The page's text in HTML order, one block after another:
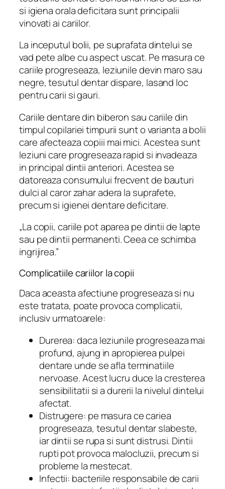
si igiena orala deficitara sunt principalii
vinovati ai cariilor.
La inceputul bolii, pe suprafata dintelui se
vad pete albe cu aspect uscat. Pe masura ce
cariile progreseaza, leziunile devin maro sau
negre, tesutul dentar dispare, lasand loc
pentru carii si gauri.
Cariile dentare din biberon sau cariile din
timpul copilariei timpurii sunt o varianta a bolii
care afecteaza copiii mai mici. Acestea sunt
leziuni care progreseaza rapid si invadeaza
in principal dintii anteriori. Acestea se
datoreaza consumului frecvent de bauturi
dulci al caror zahar adera la suprafete,
precum si igienei dentare deficitare.
„La copii, cariile pot aparea pe dintii de lapte
sau pe dintii permanenti. Ceea ce schimba
ingrijirea.”
Complicatiile cariilor la copii
Daca aceasta afectiune progreseaza si nu
este tratata, poate provoca complicatii,
inclusiv urmatoarele:
Durerea: daca leziunile progreseaza mai
profund, ajung in apropierea pulpei
dentare unde se afla terminatiile
nervoase. Acest lucru duce la cresterea
sensibilitatii si a durerii la nivelul dintelui
afectat.
Distrugere: pe masura ce cariea
progreseaza, tesutul dentar slabeste,
iar dintii se rupa si sunt distrusi. Dintii
rupti pot provoca malocluzii, precum si
probleme la mestecat.
Infectii: bacteriile responsabile de carii